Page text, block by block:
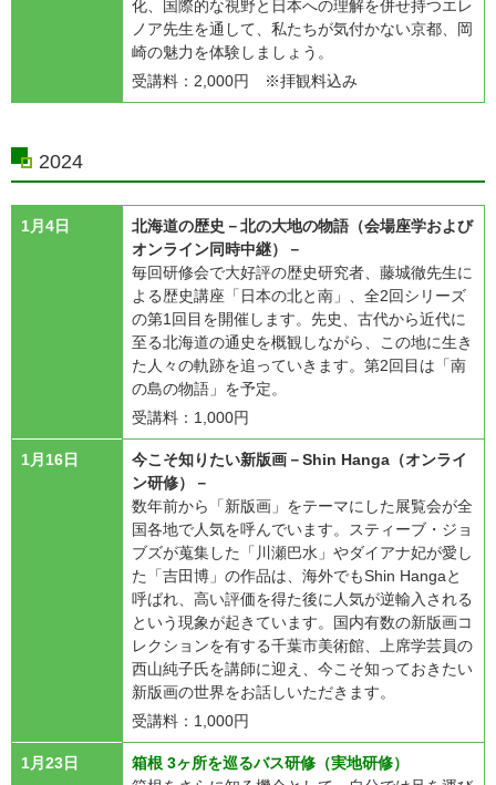
化、国際的な視野と日本への理解を併せ持つエレ
ノア先生を通して、私たちが気付かない京都、岡
崎の魅力を体験しましょう。
受講料：2,000円 ※拝観料込み
2024
1月4日
北海道の歴史－北の大地の物語（会場座学および
オンライン同時中継）－
毎回研修会で大好評の歴史研究者、藤城徹先生に
よる歴史講座「日本の北と南」、全2回シリーズ
の第1回目を開催します。先史、古代から近代に
至る北海道の通史を概観しながら、この地に生き
た人々の軌跡を追っていきます。第2回目は「南
の島の物語」を予定。
受講料：1,000円
1月16日
今こそ知りたい新版画－Shin Hanga（オンライ
ン研修）－
数年前から「新版画」をテーマにした展覧会が全
国各地で人気を呼んでいます。スティーブ・ジョ
ブズが蒐集した「川瀬巴水」やダイアナ妃が愛し
た「吉田博」の作品は、海外でもShin Hangaと
呼ばれ、高い評価を得た後に人気が逆輸入される
という現象が起きています。国内有数の新版画コ
レクションを有する千葉市美術館、上席学芸員の
西山純子氏を講師に迎え、今こそ知っておきたい
新版画の世界をお話しいただきます。
受講料：1,000円
1月23日
箱根 3ヶ所を巡るバス研修（実地研修）